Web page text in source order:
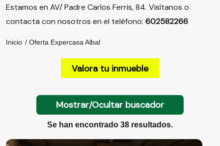
Estamos en AV/ Padre Carlos Ferris, 84. Visítanos o
contacta con nosotros en el teléfono: 602582266
Inicio Oferta Expercasa Albal
Valora tu inmueble
Mostrar/Ocultar buscador
Se han encontrado 38 resultados.